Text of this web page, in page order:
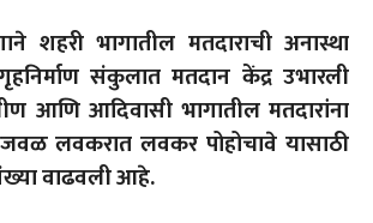
शहरी भागातील मतदाराची अनास्था
संकुलात मतदान केंद्र उभारली
आणि आदिवासी भागातील मतदारांना
जवळ लवकरात लवकर पोहोचावे यासाठी
वाढवली आहे.